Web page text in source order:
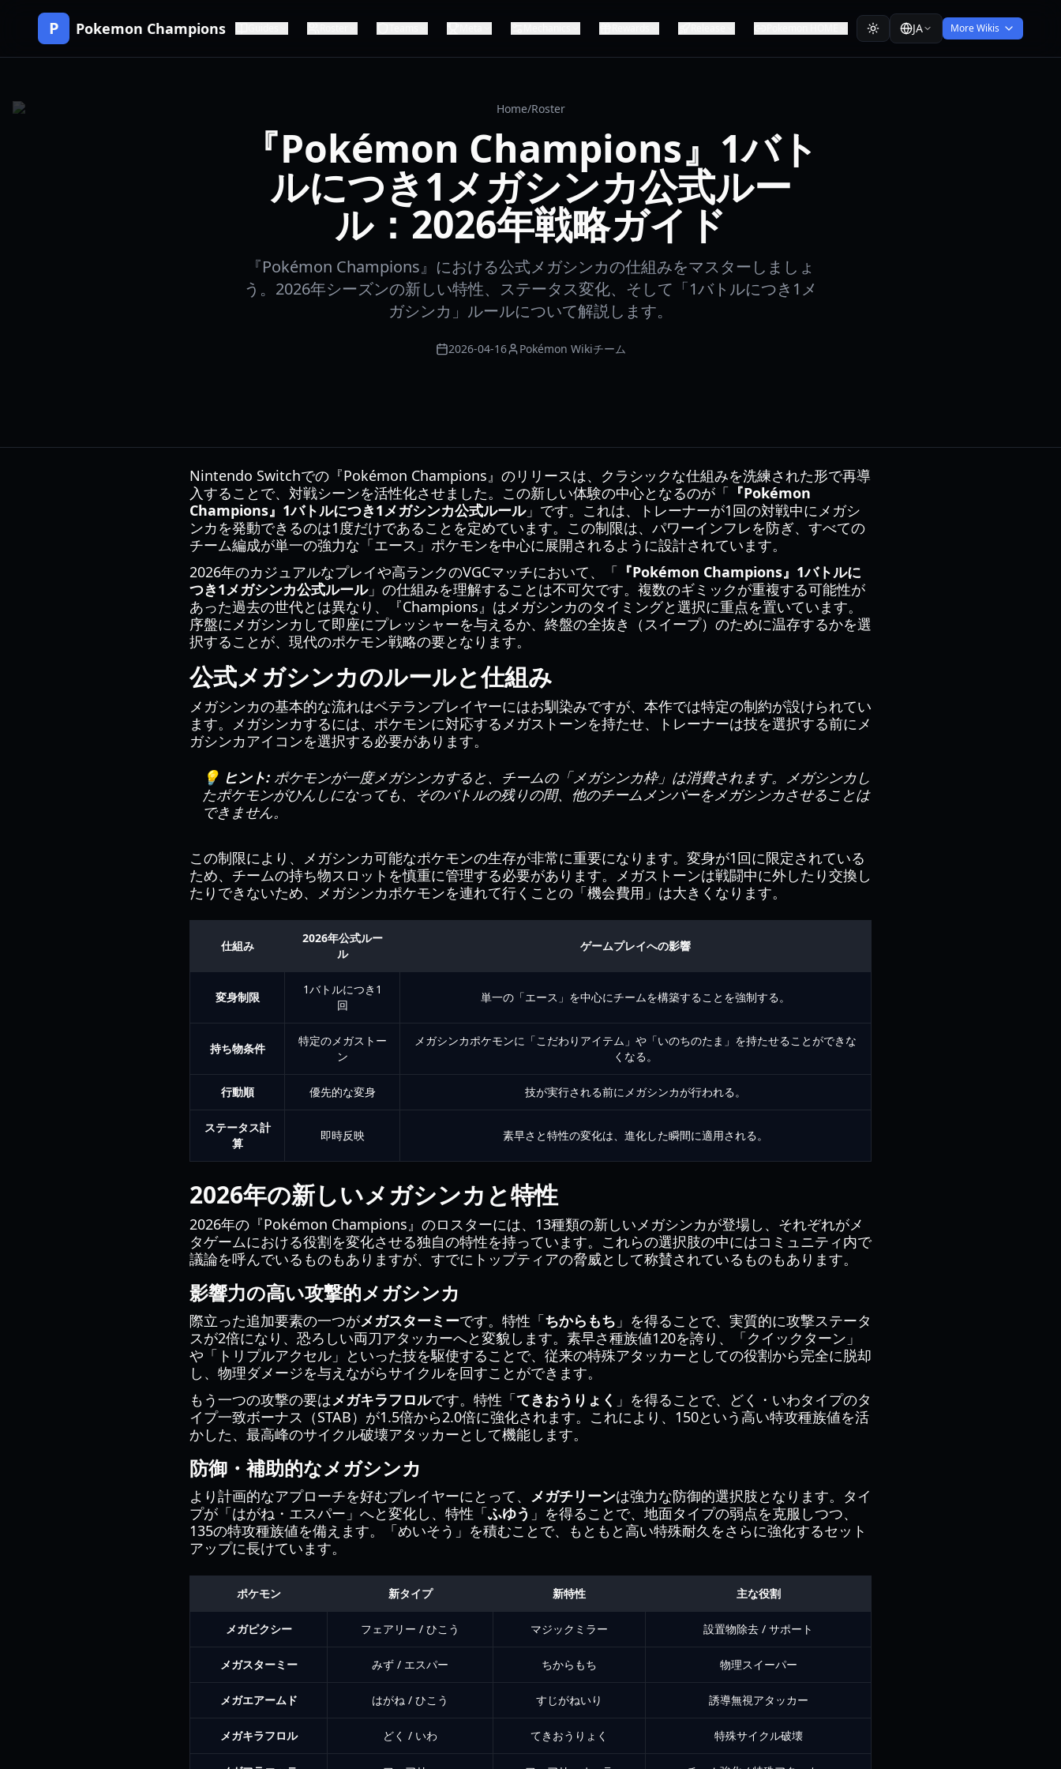
P Pokemon Champions JA More Wikis
Home/Roster
『Pokémon Champions』1バト
ルにつき1メガシンカ公式ルー
ル：2026年戦略ガイド
『Pokémon Champions』における公式メガシンカの仕組みをマスターしましょ
う。2026年シーズンの新しい特性、ステータス変化、そして「1バトルにつき1メ
ガシンカ」ルールについて解説します。
2026-04-16 Pokémon Wikiチーム
Nintendo Switchでの『Pokémon Champions』のリリースは、クラシックな仕組みを洗練された形で再導
入することで、対戦シーンを活性化させました。この新しい体験の中心となるのが「 『Pokémon
Champions』1バトルにつき1メガシンカ公式ルール」です。これは、トレーナーが1回の対戦中にメガシ
ンカを発動できるのは1度だけであることを定めています。この制限は、パワーインフレを防ぎ、すべての
チーム編成が単一の強力な「エース」ポケモンを中心に展開されるように設計されています。
2026年のカジュアルなプレイや高ランクのVGCマッチにおいて、「 『Pokémon Champions』1バトルに
つき1メガシンカ公式ルール」の仕組みを理解することは不可欠です。複数のギミックが重複する可能性が
あった過去の世代とは異なり、『Champions』はメガシンカのタイミングと選択に重点を置いています。
序盤にメガシンカして即座にプレッシャーを与えるか、終盤の全抜き（スイープ）のために温存するかを選
択することが、現代のポケモン戦略の要となります。
公式メガシンカのルールと仕組み
メガシンカの基本的な流れはベテランプレイヤーにはお馴染みですが、本作では特定の制約が設けられてい
ます。メガシンカするには、ポケモンに対応するメガストーンを持たせ、トレーナーは技を選択する前にメ
ガシンカアイコンを選択する必要があります。
💡 ヒント: ポケモンが一度メガシンカすると、チームの「メガシンカ枠」は消費されます。メガシンカし
たポケモンがひんしになっても、そのバトルの残りの間、他のチームメンバーをメガシンカさせることは
できません。
この制限により、メガシンカ可能なポケモンの生存が非常に重要になります。変身が1回に限定されている
ため、チームの持ち物スロットを慎重に管理する必要があります。メガストーンは戦闘中に外したり交換し
たりできないため、メガシンカポケモンを連れて行くことの「機会費用」は大きくなります。
仕組み
2026年公式ルー
ル
ゲームプレイへの影響
変身制限
1バトルにつき1
回
単一の「エース」を中心にチームを構築することを強制する。
持ち物条件
特定のメガストー
ン
メガシンカポケモンに「こだわりアイテム」や「いのちのたま」を持たせることができな
くなる。
行動順 優先的な変身 技が実行される前にメガシンカが行われる。
ステータス計
算
即時反映 素早さと特性の変化は、進化した瞬間に適用される。
2026年の新しいメガシンカと特性
2026年の『Pokémon Champions』のロスターには、13種類の新しいメガシンカが登場し、それぞれがメ
タゲームにおける役割を変化させる独自の特性を持っています。これらの選択肢の中にはコミュニティ内で
議論を呼んでいるものもありますが、すでにトップティアの脅威として称賛されているものもあります。
影響力の高い攻撃的メガシンカ
際立った追加要素の一つがメガスターミーです。特性「ちからもち 」を得ることで、実質的に攻撃ステータ
スが2倍になり、恐ろしい両刀アタッカーへと変貌します。素早さ種族値120を誇り、「クイックターン」
や「トリプルアクセル」といった技を駆使することで、従来の特殊アタッカーとしての役割から完全に脱却
し、物理ダメージを与えながらサイクルを回すことができます。
もう一つの攻撃の要はメガキラフロルです。特性「てきおうりょく 」を得ることで、どく・いわタイプのタ
イプ一致ボーナス（STAB）が1.5倍から2.0倍に強化されます。これにより、150という高い特攻種族値を活
かした、最高峰のサイクル破壊アタッカーとして機能します。
防御・補助的なメガシンカ
より計画的なアプローチを好むプレイヤーにとって、 メガチリーンは強力な防御的選択肢となります。タイ
プが「はがね・エスパー」へと変化し、特性「ふゆう 」を得ることで、地面タイプの弱点を克服しつつ、
135の特攻種族値を備えます。「めいそう」を積むことで、もともと高い特殊耐久をさらに強化するセット
アップに長けています。
ポケモン 新タイプ 新特性 主な役割
メガピクシー フェアリー / ひこう マジックミラー 設置物除去 / サポート
メガスターミー みず / エスパー ちからもち 物理スイーパー
メガエアームド はがね / ひこう すじがねいり 誘導無視アタッカー
メガキラフロル どく / いわ てきおうりょく 特殊サイクル破壊